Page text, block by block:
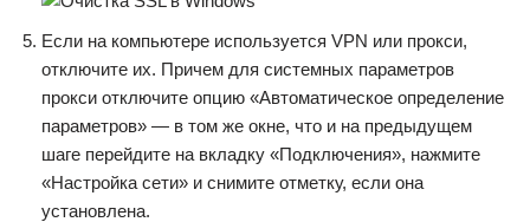
Если на компьютере используется VPN или прокси,
отключите их. Причем для системных параметров
прокси отключите опцию «Автоматическое определение
параметров» — в том же окне, что и на предыдущем
шаге перейдите на вкладку «Подключения», нажмите
«Настройка сети» и снимите отметку, если она
установлена.